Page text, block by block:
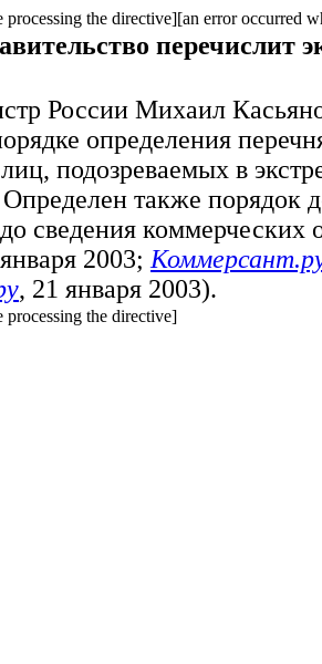
the directive][an error occurred
перечислит
России Михаил
определения
подозреваемых в
Определен также порядок
сведения коммерческих
2003;
, 21 января 2003).
the directive]